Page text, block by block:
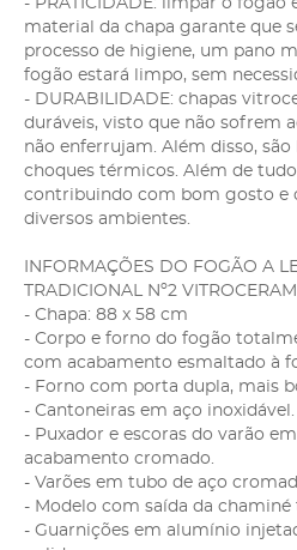
- PRATICIDADE: limpar o
material da chapa garante que
processo de higiene, um pano
fogão estará limpo, sem
- DURABILIDADE: chapas
duráveis, visto que não sofrem
não enferrujam. Além disso,
choques térmicos. Além de tudo
contribuindo com bom gosto e
diversos ambientes.
INFORMAÇÕES DO FOGÃO A
TRADICIONAL Nº2
- Chapa: 88 x 58 cm
- Corpo e forno do fogão
com acabamento esmaltado à
- Forno com porta dupla, mais
- Cantoneiras em aço inoxidável.
- Puxador e escoras do varão
acabamento cromado.
- Varões em tubo de aço
- Modelo com saída da chaminé
- Guarnições em alumínio